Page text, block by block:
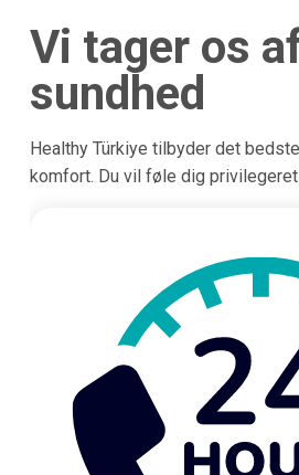
Vi tager os
sundhed
Healthy Türkiye tilbyder det
komfort. Du vil føle dig